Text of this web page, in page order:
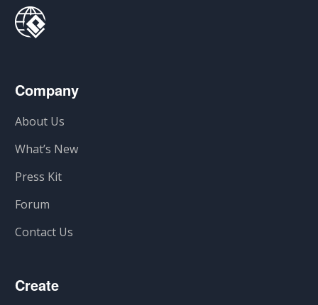
Company
About Us
What’s New
Press Kit
Forum
Contact Us
Create